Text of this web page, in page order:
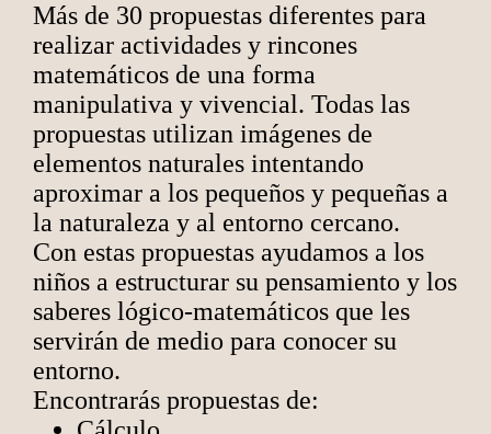
Más de 30 propuestas diferentes para
realizar actividades y rincones
matemáticos de una forma
manipulativa y vivencial. Todas las
propuestas utilizan imágenes de
elementos naturales intentando
aproximar a los pequeños y pequeñas a
la naturaleza y al entorno cercano.
Con estas propuestas ayudamos a los
niños a estructurar su pensamiento y los
saberes lógico-matemáticos que les
servirán de medio para conocer su
entorno.
Encontrarás propuestas de: